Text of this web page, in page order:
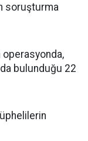
soruşturma
operasyonda,
bulunduğu 22